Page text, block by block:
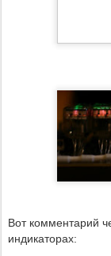
Вот комментарий
индикаторах: